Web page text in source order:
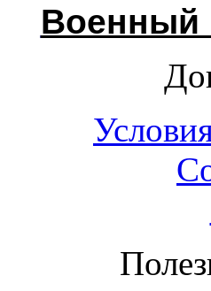
Военный